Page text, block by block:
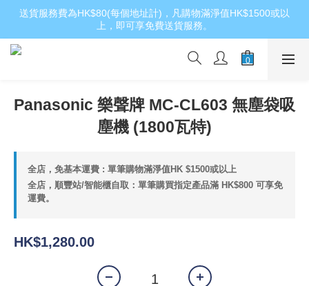
送貨服務費為HK$80(每個地址計)，凡購物滿淨值HK$1500或以
上，即可享免費送貨服務。
Panasonic 樂聲牌 MC-CL603 無塵袋吸
塵機 (1800瓦特)
全店，免基本運費 : 單筆購物滿淨值HK $1500或以上
全店，順豐站/智能櫃自取：單筆購買指定產品滿 HK$800 可享免
運費。
HK$1,280.00